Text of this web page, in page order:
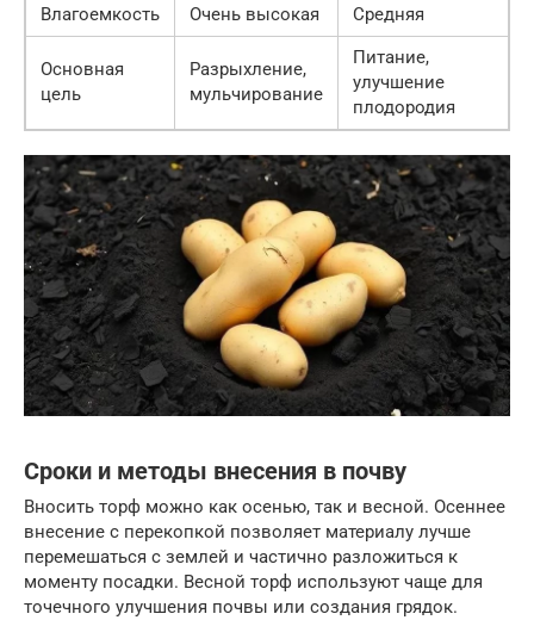
Влагоемкость Очень высокая Средняя
Основная
цель
Разрыхление,
мульчирование
Питание,
улучшение
плодородия
Сроки и методы внесения в почву
Вносить торф можно как осенью, так и весной. Осеннее
внесение с перекопкой позволяет материалу лучше
перемешаться с землей и частично разложиться к
моменту посадки. Весной торф используют чаще для
точечного улучшения почвы или создания грядок.